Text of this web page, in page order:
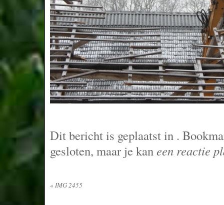
Dit bericht is geplaatst in .
gesloten, maar je kaneen reactie
« IMG 2455